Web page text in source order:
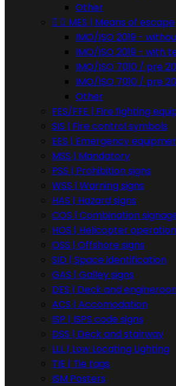
Other
  MES | Means of escape
IMO/ISO 2019 -
IMO/ISO 2019 - with
IMO/ISO 7010 / pre
IMO/ISO 7010 / pre
Other
FES/FFE | Fire fighting
SIS | Fire control symbols
EES | Emergency
MSS | Mandatory
PSS | Prohibition signs
WSS | Warning signs
HAS | Hazard signs
COS | Combination
HOS | Helicopter
OSS | Offshore signs
SID | Space identification
GAS | Galley signs
DES | Deck and
ACS | Accomodation
ISP | ISPS code signs
DSS | Deck and stairway
LLL | Low Locating Lighting
TIE | Tie tags
ISM Posters